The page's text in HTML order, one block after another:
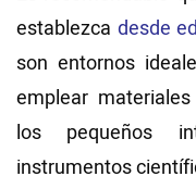
establezca desde
son entornos
emplear
los pequeños
instrumentos